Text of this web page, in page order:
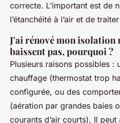
correcte. L’important est de
l’étanchéité à l’air et de
J'ai rénové mon isolation
baissent pas, pourquoi ?
Plusieurs raisons possibles :
chauffage (thermostat trop
configurée, ou des
(aération par grandes baies
courants d’air courts). Il